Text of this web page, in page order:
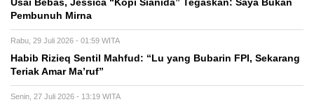
Usai Bebas, Jessica “Kopi Sianida” Tegaskan: Saya Bukan
Pembunuh Mirna
Rabu, 29 Juli 2026 - 01:59 WITA
Habib Rizieq Sentil Mahfud: “Lu yang Bubarin FPI, Sekarang
Teriak Amar Ma’ruf”
Senin, 27 Juli 2026 - 13:19 WITA